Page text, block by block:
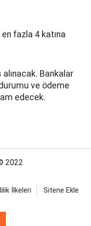
en fazla 4 katına
Bankalar
ve ödeme
edecek.
2022
İlkeleri Sitene Ekle